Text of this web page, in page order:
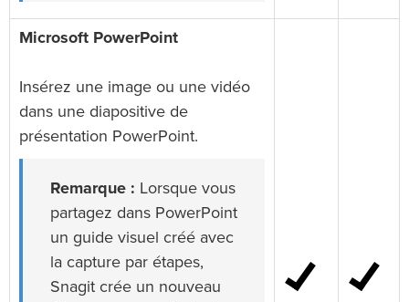
Microsoft PowerPoint
Insérez une image ou une vidéo
dans une diapositive de
présentation PowerPoint.
Remarque : Lorsque vous
partagez dans PowerPoint
un guide visuel créé avec
la capture par étapes,
Snagit crée un nouveau